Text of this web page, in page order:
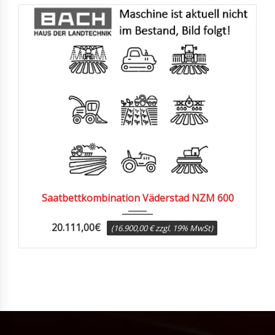
Saatbettkombination Väderstad NZM 600
20.111,00€ (16.900,00 € zzgl. 19% MwSt)